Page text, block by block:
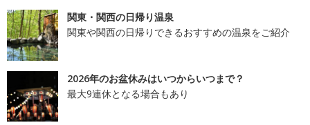
関東・関西の日帰り温泉
関東や関西の日帰りできるおすすめの温泉をご紹介
2026年のお盆休みはいつからいつまで？
最大9連休となる場合もあり